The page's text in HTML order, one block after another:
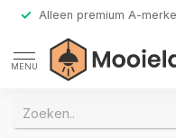
Alleen premium A-
MENU